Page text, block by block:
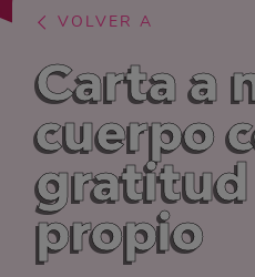
VOLVER A
Carta a
cuerpo
gratitud
propio